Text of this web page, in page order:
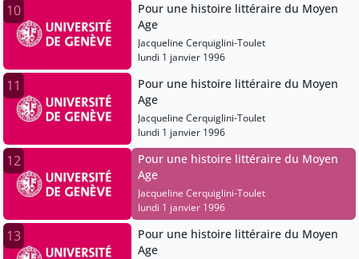
10
Pour une histoire littéraire du Moyen
Age
Jacqueline Cerquiglini-Toulet
lundi 1 janvier 1996
11
Pour une histoire littéraire du Moyen
Age
Jacqueline Cerquiglini-Toulet
lundi 1 janvier 1996
12
Pour une histoire littéraire du Moyen
Age
Jacqueline Cerquiglini-Toulet
lundi 1 janvier 1996
13
Pour une histoire littéraire du Moyen
Age